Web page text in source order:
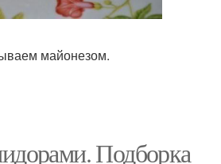
майонезом.
Подборка